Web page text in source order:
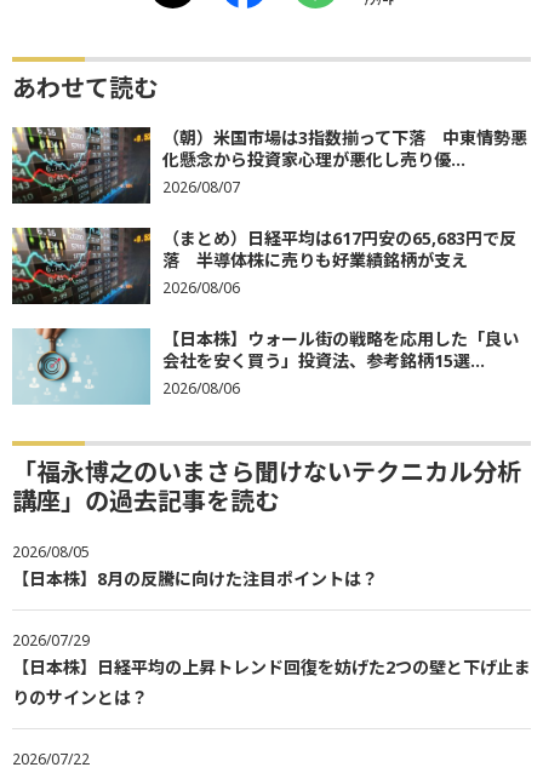
あわせて読む
（朝）米国市場は3指数揃って下落 中東情勢悪
化懸念から投資家心理が悪化し売り優...
2026/08/07
（まとめ）日経平均は617円安の65,683円で反
落 半導体株に売りも好業績銘柄が支え
2026/08/06
【日本株】ウォール街の戦略を応用した「良い
会社を安く買う」投資法、参考銘柄15選...
2026/08/06
「福永博之のいまさら聞けないテクニカル分析
講座」の過去記事を読む
2026/08/05
【日本株】8月の反騰に向けた注目ポイントは？
2026/07/29
【日本株】日経平均の上昇トレンド回復を妨げた2つの壁と下げ止ま
りのサインとは？
2026/07/22